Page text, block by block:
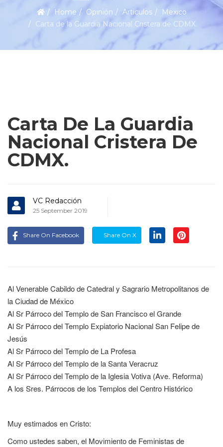
Home Opinión Articulos
Mexico
Carta de la Guardia Nacional Cristera de CDMX.
Carta De La Guardia
Nacional Cristera De
CDMX.
VC Redacción
25 September 2019
Share On Facebook Share On X
Al Venerable Cabildo de Catedral y Sagrario Metropolitanos de
la Ciudad de México
Al Sr Párroco del Templo de San Francisco el Grande
Al Sr Párroco del Templo Expiatorio Nacional San Felipe de
Jesús
Al Sr Párroco del Templo de La Profesa
Al Sr Párroco del Templo de la Santa Veracruz
Al Sr Párroco del Templo de la Iglesia Votiva (Ave. Reforma)
A los Sres. Párrocos de los Templos del Centro Histórico
Muy estimados en Cristo:
Como ustedes saben, el Movimiento de Feministas de